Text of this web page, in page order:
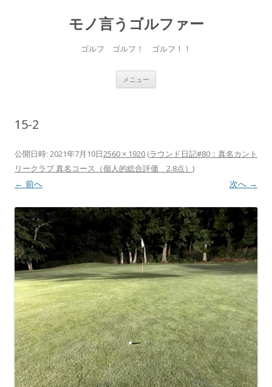
モノ言うゴルファー
ゴルフ ゴルフ！ ゴルフ！！
メニュー
プ
15-2
公開日時: 2021年7月10日2560 × 1920 (ラウンド日記#80：真名カント
リークラブ 真名コース（個人的総合評価 2.8点） )
← 前へ 次へ →